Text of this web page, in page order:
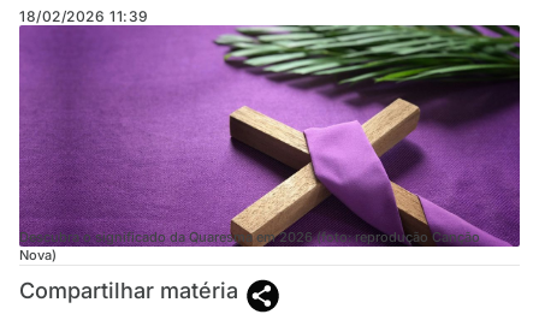
18/02/2026 11:39
Descubra o significado da Quaresma em 2026 (foto: reprodução Canção
Nova)
Compartilhar matéria